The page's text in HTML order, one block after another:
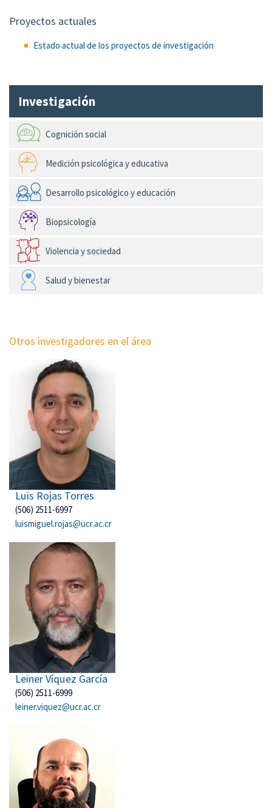
Proyectos actuales
Estado actual de los proyectos de investigación
Investigación
Cognición social
Medición psicológica y educativa
Desarrollo psicológico y educación
Biopsicología
Violencia y sociedad
Salud y bienestar
Otros investigadores en el área
Luis Rojas Torres
(506) 2511-6997
luismiguel.rojas@ucr.ac.cr
Leiner Víquez García
(506) 2511-6999
leiner.viquez@ucr.ac.cr